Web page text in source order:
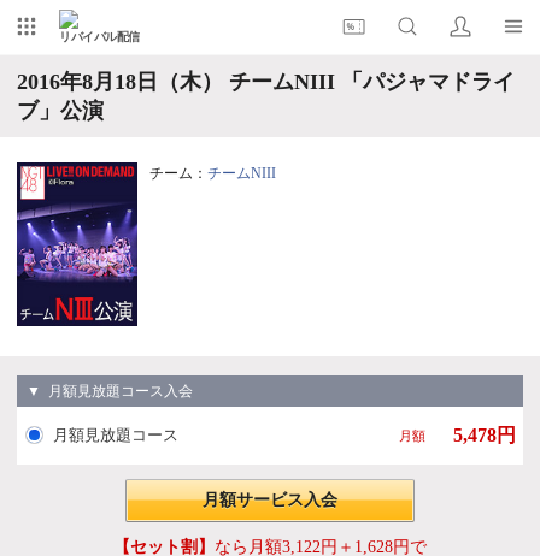
リバイバル配信
2016年8月18日（木） チームNIII 「パジャマドライ
ブ」公演
チーム： チームNIII
▼ 月額見放題コース入会
月額見放題コース 月額 5,478円
月額サービス入会
【セット割】 なら月額3,122円＋1,628円で